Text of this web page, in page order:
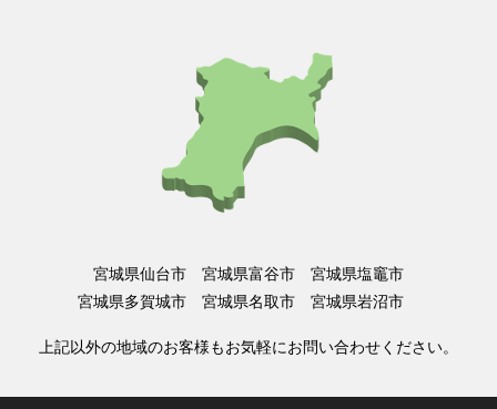
宮城県仙台市 宮城県富谷市 宮城県塩竈市
宮城県多賀城市 宮城県名取市 宮城県岩沼市
上記以外の地域のお客様もお気軽にお問い合わせください。